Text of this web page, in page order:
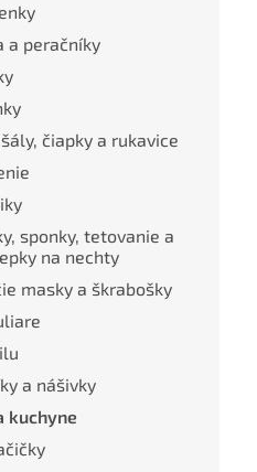
a peračníky
čiapky a rukavice
sponky, tetovanie a
na nechty
masky a škrabošky
a nášivky
kuchyne